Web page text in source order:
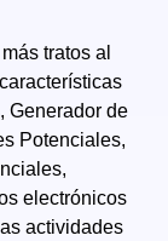
tratos al
Generador de
Potenciales,
electrónicos
actividades